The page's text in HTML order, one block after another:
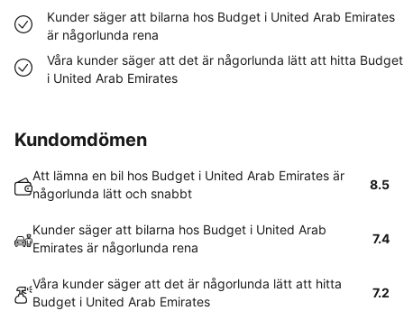
Kunder säger att bilarna hos Budget i United Arab Emirates
är någorlunda rena
Våra kunder säger att det är någorlunda lätt att hitta Budget
i United Arab Emirates
Kundomdömen
Att lämna en bil hos Budget i United Arab Emirates är
någorlunda lätt och snabbt
8.5
Kunder säger att bilarna hos Budget i United Arab
Emirates är någorlunda rena
7.4
Våra kunder säger att det är någorlunda lätt att hitta
Budget i United Arab Emirates
7.2